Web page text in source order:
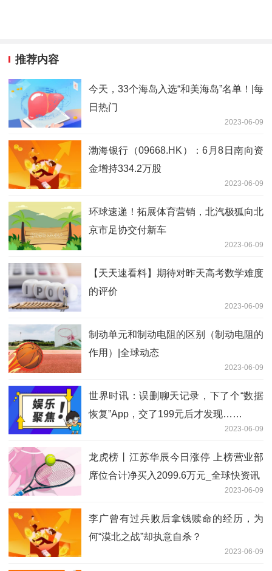
推荐内容
今天，33个海岛入选“和美海岛”名单！|每
日热门
2023-06-09
渤海银行（09668.HK）：6月8日南向资
金增持334.2万股
2023-06-09
环球速递！拓展体育营销，北汽极狐向北
京市足协交付新车
2023-06-09
【天天速看料】期待对昨天高考数学难度
的评价
2023-06-09
制动单元和制动电阻的区别（制动电阻的
作用）|全球动态
2023-06-09
世界时讯：误删聊天记录，下了个“数据
恢复”App，交了199元后才发现……
2023-06-09
龙虎榜丨江苏华辰今日涨停 上榜营业部
席位合计净买入2099.6万元_全球快资讯
2023-06-09
李广曾有过兵败后拿钱赎命的经历，为
何“漠北之战”却执意自杀？
2023-06-09